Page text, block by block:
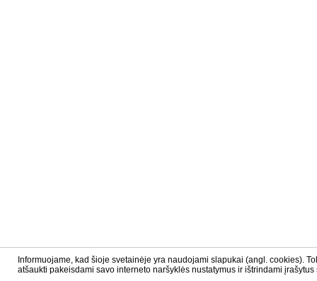
Informuojame, kad šioje svetainėje yra naudojami slapukai (angl. cookies).
atšaukti pakeisdami savo interneto naršyklės nustatymus ir ištrindami įrašytus